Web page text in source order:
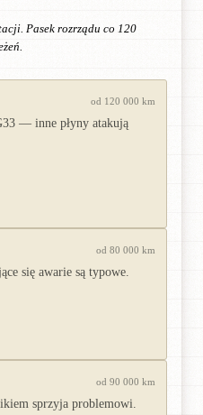
Pasek rozrządu co 120
od 120 000 km
— inne płyny atakują
od 80 000 km
się awarie są typowe.
od 90 000 km
sprzyja problemowi.